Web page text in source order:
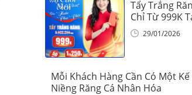
Tẩy Trắng
Chỉ Từ 999K
Khoa Vinalign
29/01/2026
Mỗi Khách Hàng Cần Có Một
Niềng Răng Cá Nhân Hóa